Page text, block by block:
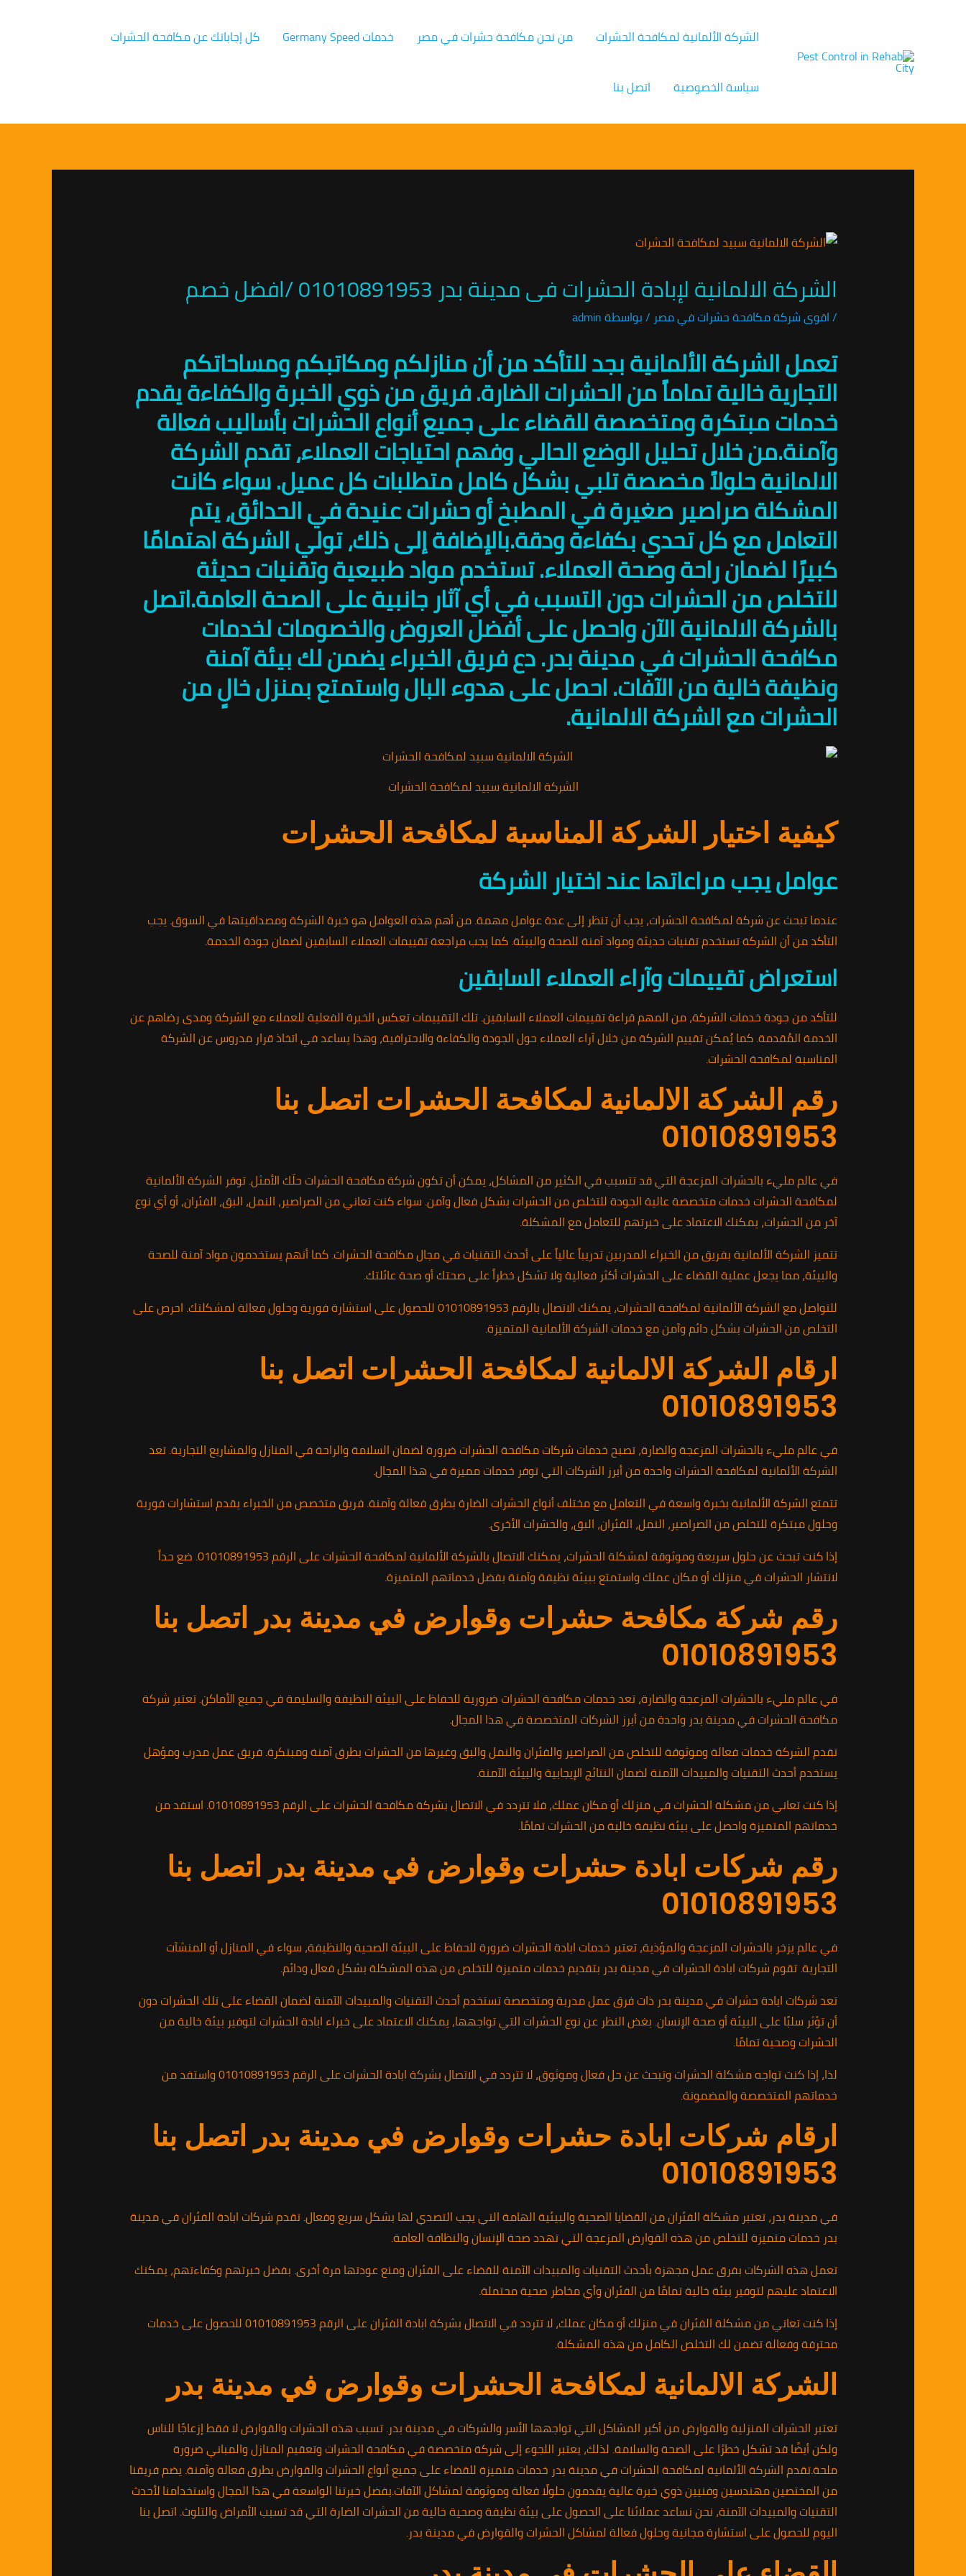
الشركة الألمانية لمكافحة الحشرات من نحن مكافحة حشرات في مصر خدمات Germany Speed كل إجاباتك عن مكافحة الحشرات
سياسة الخصوصية اتصل بنا
الشركة الالمانية لإبادة الحشرات فى مدينة بدر 01010891953 /افضل خصم
/اقوى شركة مكافحة حشرات في مصر / بواسطةadmin
تعمل الشركة الألمانية بجد للتأكد من أن منازلكم ومكاتبكم ومساحاتكم
التجارية خالية تماماً من الحشرات الضارة. فريق من ذوي الخبرة والكفاءة يقدم
خدمات مبتكرة ومتخصصة للقضاء على جميع أنواع الحشرات بأساليب فعالة
وآمنة.من خلال تحليل الوضع الحالي وفهم احتياجات العملاء، تقدم الشركة
الالمانية حلولاً مخصصة تلبي بشكل كامل متطلبات كل عميل. سواء كانت
المشكلة صراصير صغيرة في المطبخ أو حشرات عنيدة في الحدائق، يتم
التعامل مع كل تحدي بكفاءة ودقة.بالإضافة إلى ذلك، تولي الشركة اهتمامًا
كبيرًا لضمان راحة وصحة العملاء. تستخدم مواد طبيعية وتقنيات حديثة
للتخلص من الحشرات دون التسبب في أي آثار جانبية على الصحة العامة.اتصل
بالشركة الالمانية الآن واحصل على أفضل العروض والخصومات لخدمات
مكافحة الحشرات في مدينة بدر. دع فريق الخبراء يضمن لك بيئة آمنة
ونظيفة خالية من الآفات. احصل على هدوء البال واستمتع بمنزل خالٍ من
الحشرات مع الشركة الالمانية.
الشركة الالمانية سبيد لمكافحة الحشرات
كيفية اختيار الشركة المناسبة لمكافحة الحشرات
عوامل يجب مراعاتها عند اختيار الشركة
عندما تبحث عن شركة لمكافحة الحشرات، يجب أن تنظر إلى عدة عوامل مهمة. من أهم هذه العوامل هو خبرة الشركة ومصداقيتها في السوق. يجب
التأكد من أن الشركة تستخدم تقنيات حديثة ومواد آمنة للصحة والبيئة. كما يجب مراجعة تقييمات العملاء السابقين لضمان جودة الخدمة.
استعراض تقييمات وآراء العملاء السابقين
للتأكد من جودة خدمات الشركة، من المهم قراءة تقييمات العملاء السابقين. تلك التقييمات تعكس الخبرة الفعلية للعملاء مع الشركة ومدى رضاهم عن
الخدمة المُقدمة. كما يُمكن تقييم الشركة من خلال آراء العملاء حول الجودة والكفاءة والاحترافية، وهذا يساعد في اتخاذ قرار مدروس عن الشركة
المناسبة لمكافحة الحشرات.
رقم الشركة الالمانية لمكافحة الحشرات اتصل بنا
01010891953
في عالم مليء بالحشرات المزعجة التي قد تتسبب في الكثير من المشاكل، يمكن أن تكون شركة مكافحة الحشرات حلّك الأمثل. توفر الشركة الألمانية
لمكافحة الحشرات خدمات متخصصة عالية الجودة للتخلص من الحشرات بشكل فعال وآمن. سواء كنت تعاني من الصراصير، النمل، البق، الفئران، أو أي نوع
آخر من الحشرات، يمكنك الاعتماد على خبرتهم للتعامل مع المشكلة.
تتميز الشركة الألمانية بفريق من الخبراء المدربين تدريباً عالياً على أحدث التقنيات في مجال مكافحة الحشرات. كما أنهم يستخدمون مواد آمنة للصحة
والبيئة، مما يجعل عملية القضاء على الحشرات أكثر فعالية ولا تشكل خطراً على صحتك أو صحة عائلتك.
للتواصل مع الشركة الألمانية لمكافحة الحشرات، يمكنك الاتصال بالرقم 01010891953 للحصول على استشارة فورية وحلول فعالة لمشكلتك. احرص على
التخلص من الحشرات بشكل دائم وآمن مع خدمات الشركة الألمانية المتميزة.
ارقام الشركة الالمانية لمكافحة الحشرات اتصل بنا
01010891953
في عالم مليء بالحشرات المزعجة والضارة، تصبح خدمات شركات مكافحة الحشرات ضرورة لضمان السلامة والراحة في المنازل والمشاريع التجارية. تعد
الشركة الألمانية لمكافحة الحشرات واحدة من أبرز الشركات التي توفر خدمات مميزة في هذا المجال.
تتمتع الشركة الألمانية بخبرة واسعة في التعامل مع مختلف أنواع الحشرات الضارة بطرق فعالة وآمنة. فريق متخصص من الخبراء يقدم استشارات فورية
وحلول مبتكرة للتخلص من الصراصير، النمل، الفئران، البق، والحشرات الأخرى.
إذا كنت تبحث عن حلول سريعة وموثوقة لمشكلة الحشرات، يمكنك الاتصال بالشركة الألمانية لمكافحة الحشرات على الرقم 01010891953. ضع حداً
لانتشار الحشرات في منزلك أو مكان عملك واستمتع ببيئة نظيفة وآمنة بفضل خدماتهم المتميزة.
رقم شركة مكافحة حشرات وقوارض في مدينة بدر اتصل بنا
01010891953
في عالم مليء بالحشرات المزعجة والضارة، تعد خدمات مكافحة الحشرات ضرورية للحفاظ على البيئة النظيفة والسليمة في جميع الأماكن. تعتبر شركة
مكافحة الحشرات في مدينة بدر واحدة من أبرز الشركات المتخصصة في هذا المجال.
تقدم الشركة خدمات فعالة وموثوقة للتخلص من الصراصير والفئران والنمل والبق وغيرها من الحشرات بطرق آمنة ومبتكرة. فريق عمل مدرب ومؤهل
يستخدم أحدث التقنيات والمبيدات الآمنة لضمان النتائج الإيجابية والبيئة الآمنة.
إذا كنت تعاني من مشكلة الحشرات في منزلك أو مكان عملك، فلا تتردد في الاتصال بشركة مكافحة الحشرات على الرقم 01010891953. استفد من
خدماتهم المتميزة واحصل على بيئة نظيفة خالية من الحشرات تمامًا.
رقم شركات ابادة حشرات وقوارض في مدينة بدر اتصل بنا
01010891953
في عالم يزخر بالحشرات المزعجة والمؤذية، تعتبر خدمات ابادة الحشرات ضرورة للحفاظ على البيئة الصحية والنظيفة، سواء في المنازل أو المنشآت
التجارية. تقوم شركات ابادة الحشرات في مدينة بدر بتقديم خدمات متميزة للتخلص من هذه المشكلة بشكل فعال ودائم.
تعد شركات ابادة حشرات في مدينة بدر ذات فرق عمل مدربة ومتخصصة تستخدم أحدث التقنيات والمبيدات الآمنة لضمان القضاء على تلك الحشرات دون
أن تؤثر سلبًا على البيئة أو صحة الإنسان. بغض النظر عن نوع الحشرات التي تواجهها، يمكنك الاعتماد على خبراء ابادة الحشرات لتوفير بيئة خالية من
الحشرات وصحية تمامًا.
لذا، إذا كنت تواجه مشكلة الحشرات وتبحث عن حل فعال وموثوق، لا تتردد في الاتصال بشركة ابادة الحشرات على الرقم 01010891953 واستفد من
خدماتهم المتخصصة والمضمونة.
ارقام شركات ابادة حشرات وقوارض في مدينة بدر اتصل بنا
01010891953
في مدينة بدر، تعتبر مشكلة الفئران من القضايا الصحية والبيئية الهامة التي يجب التصدي لها بشكل سريع وفعال. تقدم شركات ابادة الفئران في مدينة
بدر خدمات متميزة للتخلص من هذه القوارض المزعجة التي تهدد صحة الإنسان والنظافة العامة.
تعمل هذه الشركات بفرق عمل مجهزة بأحدث التقنيات والمبيدات الآمنة للقضاء على الفئران ومنع عودتها مرة أخرى. بفضل خبرتهم وكفاءتهم، يمكنك
الاعتماد عليهم لتوفير بيئة خالية تمامًا من الفئران وأي مخاطر صحية محتملة.
إذا كنت تعاني من مشكلة الفئران في منزلك أو مكان عملك، لا تتردد في الاتصال بشركة ابادة الفئران على الرقم 01010891953 للحصول على خدمات
محترفة وفعالة تضمن لك التخلص الكامل من هذه المشكلة.
الشركة الالمانية لمكافحة الحشرات وقوارض في مدينة بدر
تعتبر الحشرات المنزلية والقوارض من أكبر المشاكل التي تواجهها الأسر والشركات في مدينة بدر. تسبب هذه الحشرات والقوارض لا فقط إزعاجًا للناس
ولكن أيضًا قد تشكل خطرًا على الصحة والسلامة. لذلك، يعتبر اللجوء إلى شركة متخصصة في مكافحة الحشرات وتعقيم المنازل والمباني ضرورة
ملحة.تقدم الشركة الألمانية لمكافحة الحشرات في مدينة بدر خدمات متميزة للقضاء على جميع أنواع الحشرات والقوارض بطرق فعالة وآمنة. يضم فريقنا
من المختصين مهندسين وفنيين ذوي خبرة عالية يقدمون حلولًا فعالة وموثوقة لمشاكل الآفات.بفضل خبرتنا الواسعة في هذا المجال واستخدامنا لأحدث
التقنيات والمبيدات الآمنة، نحن نساعد عملائنا على الحصول على بيئة نظيفة وصحية خالية من الحشرات الضارة التي قد تسبب الأمراض والتلوث. اتصل بنا
اليوم للحصول على استشارة مجانية وحلول فعالة لمشاكل الحشرات والقوارض في مدينة بدر.